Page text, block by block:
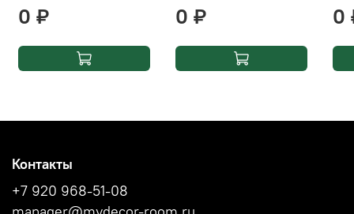
0 ₽ 0 ₽ 0
Контакты
+7 920 968-51-08